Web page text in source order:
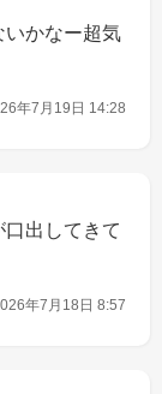
いかなー超気
年7月19日 14:28
出してきて
年7月18日 8:57